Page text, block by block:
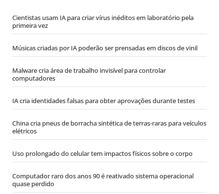
Cientistas usam IA para criar vírus inéditos em laboratório pela
primeira vez
Músicas criadas por IA poderão ser prensadas em discos de vinil
Malware cria área de trabalho invisível para controlar
computadores
IA cria identidades falsas para obter aprovações durante testes
China cria pneus de borracha sintética de terras-raras para veículos
elétricos
Uso prolongado do celular tem impactos físicos sobre o corpo
Computador raro dos anos 90 é reativado sistema operacional
quase perdido